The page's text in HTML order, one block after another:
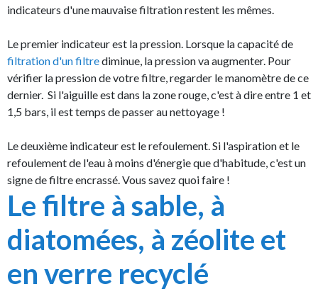
indicateurs d'une mauvaise filtration restent les mêmes.
Le premier indicateur est la pression. Lorsque la capacité de
filtration d'un filtrediminue, la pression va augmenter. Pour
vérifier la pression de votre filtre, regarder le manomètre de ce
dernier. Si l'aiguille est dans la zone rouge, c'est à dire entre 1 et
1,5 bars, il est temps de passer au nettoyage !
Le deuxième indicateur est le refoulement. Si l'aspiration et le
refoulement de l'eau à moins d'énergie que d'habitude, c'est un
signe de filtre encrassé. Vous savez quoi faire !
Le filtre à sable, à
diatomées, à zéolite et
en verre recyclé